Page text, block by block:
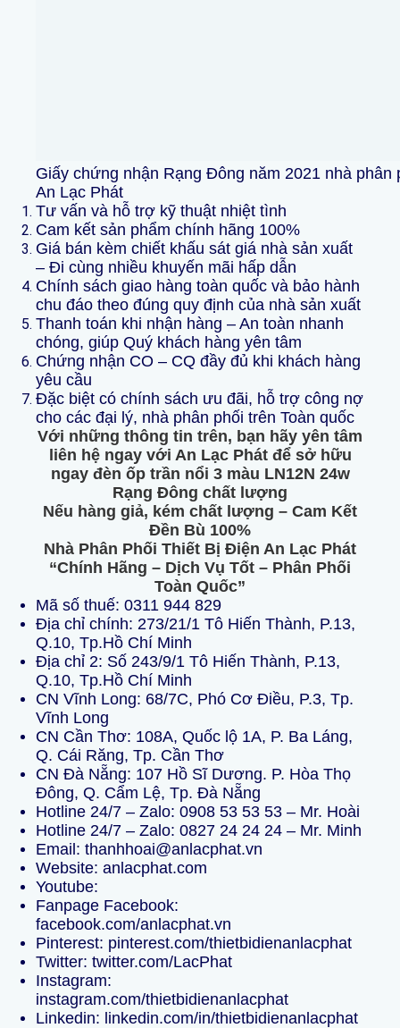
Giấy chứng nhận Rạng Đông năm 2021 nhà phân
An Lạc Phát
Tư vấn và hỗ trợ kỹ thuật nhiệt tình
Cam kết sản phẩm chính hãng 100%
Giá bán kèm chiết khấu sát giá nhà sản xuất
– Đi cùng nhiều khuyến mãi hấp dẫn
Chính sách giao hàng toàn quốc và bảo hành
chu đáo theo đúng quy định của nhà sản xuất
Thanh toán khi nhận hàng – An toàn nhanh
chóng, giúp Quý khách hàng yên tâm
Chứng nhận CO – CQ đầy đủ khi khách hàng
yêu cầu
Đặc biệt có chính sách ưu đãi, hỗ trợ công nợ
cho các đại lý, nhà phân phối trên Toàn quốc
Với những thông tin trên, bạn hãy yên tâm
liên hệ ngay với An Lạc Phát để sở hữu
ngay đèn ốp trần nổi 3 màu LN12N 24w
Rạng Đông chất lượng
Nếu hàng giả, kém chất lượng – Cam Kết
Đền Bù 100%
Nhà Phân Phối Thiết Bị Điện An Lạc Phát
“Chính Hãng – Dịch Vụ Tốt – Phân Phối
Toàn Quốc”
Mã số thuế: 0311 944 829
Địa chỉ chính: 273/21/1 Tô Hiến Thành, P.13,
Q.10, Tp.Hồ Chí Minh
Địa chỉ 2: Số 243/9/1 Tô Hiến Thành, P.13,
Q.10, Tp.Hồ Chí Minh
CN Vĩnh Long: 68/7C, Phó Cơ Điều, P.3, Tp.
Vĩnh Long
CN Cần Thơ: 108A, Quốc lộ 1A, P. Ba Láng,
Q. Cái Răng, Tp. Cần Thơ
CN Đà Nẵng: 107 Hồ Sĩ Dương. P. Hòa Thọ
Đông, Q. Cẩm Lệ, Tp. Đà Nẵng
Hotline 24/7 – Zalo: 0908 53 53 53 – Mr. Hoài
Hotline 24/7 – Zalo: 0827 24 24 24 – Mr. Minh
Email: thanhhoai@anlacphat.vn
Website: anlacphat.com
Youtube:
Fanpage Facebook:
facebook.com/anlacphat.vn
Pinterest: pinterest.com/thietbidienanlacphat
Twitter: twitter.com/LacPhat
Instagram:
instagram.com/thietbidienanlacphat
Linkedin: linkedin.com/in/thietbidienanlacphat